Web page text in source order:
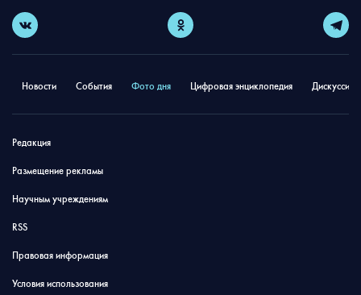
Новости События Фото дня Цифровая энциклопедия
Редакция
Размещение рекламы
Научным учреждениям
RSS
Правовая информация
Условия использования